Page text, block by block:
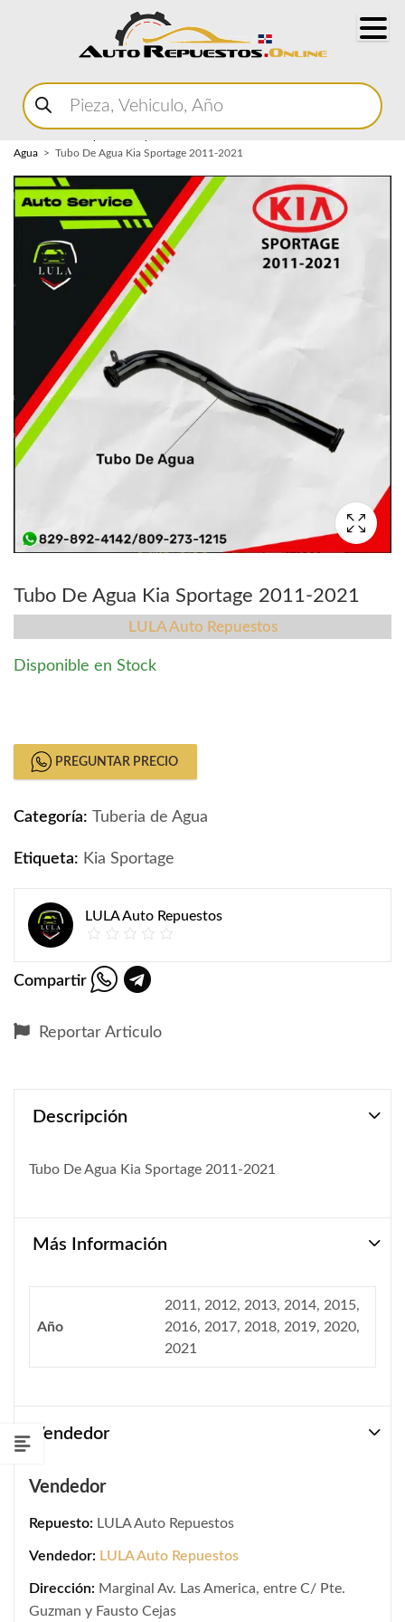
Buscar
productos
Agua
Tubo De Agua Kia Sportage 2011-2021
Tubo De Agua Kia Sportage 2011-2021
LULA Auto Repuestos
Disponible en Stock
PREGUNTAR PRECIO
Categoría: Tuberia de Agua
Etiqueta: Kia Sportage
LULA Auto Repuestos
Compartir
Reportar Articulo
Descripción
Tubo De Agua Kia Sportage 2011-2021
Más Información
Año
2011, 2012, 2013, 2014, 2015,
2016, 2017, 2018, 2019, 2020,
2021
Vendedor
Vendedor
Repuesto: LULA Auto Repuestos
Vendedor: LULA Auto Repuestos
Dirección: Marginal Av. Las America, entre C/ Pte.
Guzman y Fausto Cejas